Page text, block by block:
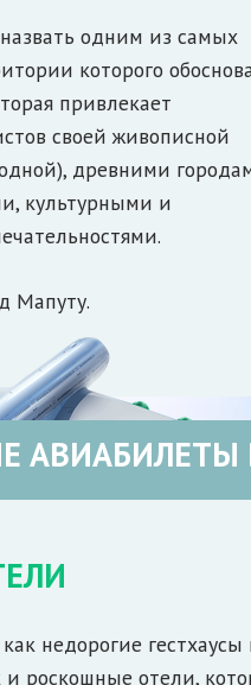
одним из самых
которого
привлекает
своей живописной
древними
культурными и
Мапуту.
АВИАБИЛЕТЫ
недорогие гестхаусы
и роскошные отели,